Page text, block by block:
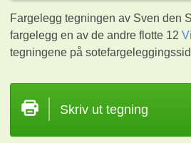
Fargelegg tegningen av Sven den
fargelegg en av de andre flotte 12
tegningene på
Skriv ut tegning